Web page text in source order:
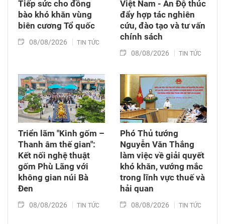
Tiếp sức cho đồng
bào khó khăn vùng
biên cương Tổ quốc
08/08/2026 TIN TỨC
Việt Nam - Ấn Độ thúc
đẩy hợp tác nghiên
cứu, đào tạo và tư vấn
chính sách
08/08/2026 TIN TỨC
Triển lãm "Kinh gốm –
Thanh âm thế gian":
Kết nối nghệ thuật
gốm Phù Lãng với
không gian núi Bà
Đen
08/08/2026 TIN TỨC
Phó Thủ tướng
Nguyễn Văn Thắng
làm việc về giải quyết
khó khăn, vướng mắc
trong lĩnh vực thuế và
hải quan
08/08/2026 TIN TỨC